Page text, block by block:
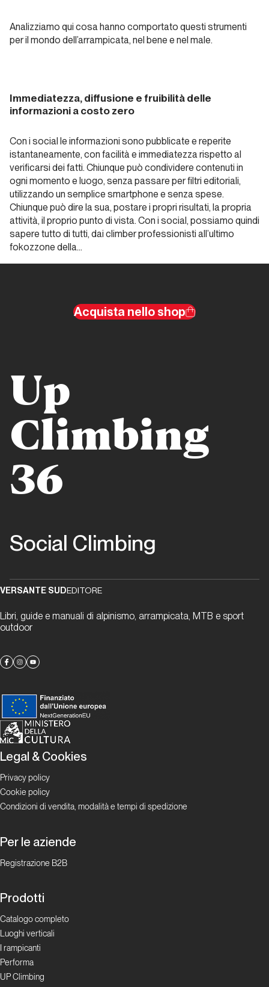
ITW
all'etere
Meridiani
Montagne
Dalla carta all'etere
Climb&Media
Dalla carta all'etere
alla
ricerca
limite
8a.nu: un
oltre 25
anni
Dalla carta all'etere
Brocchi
Blocchi
La rivoluzione
NoGrip
La rivoluzione
social oggi
Magnus: il più
Radio
La rivoluzione
La rivoluzione
social oggi
Analizziamo qui cosa hanno comportato questi strumenti
per il mondo dell’arrampicata, nel bene e nel male.
Immediatezza, diffusione e fruibilità delle
informazioni a costo zero
Con i social le informazioni sono pubblicate e reperite
istantaneamente, con facilità e immediatezza rispetto al
verificarsi dei fatti. Chiunque può condividere contenuti in
ogni momento e luogo, senza passare per filtri editoriali,
utilizzando un semplice smartphone e senza spese.
Chiunque può dire la sua, postare i propri risultati, la propria
attività, il proprio punto di vista. Con i social, possiamo quindi
sapere tutto di tutti, dai climber professionisti all’ultimo
fokozzone della…
Up
Climbing
36
Social Climbing
Acquista nello shop
VERSANTE SUDEDITORE
Libri, guide e manuali di alpinismo, arrampicata, MTB e sport
outdoor
Legal & Cookies
Privacy policy
Cookie policy
Condizioni di vendita, modalità e tempi di spedizione
Per le aziende
Registrazione B2B
Prodotti
Catalogo completo
Luoghi verticali
I rampicanti
Performa
UP Climbing